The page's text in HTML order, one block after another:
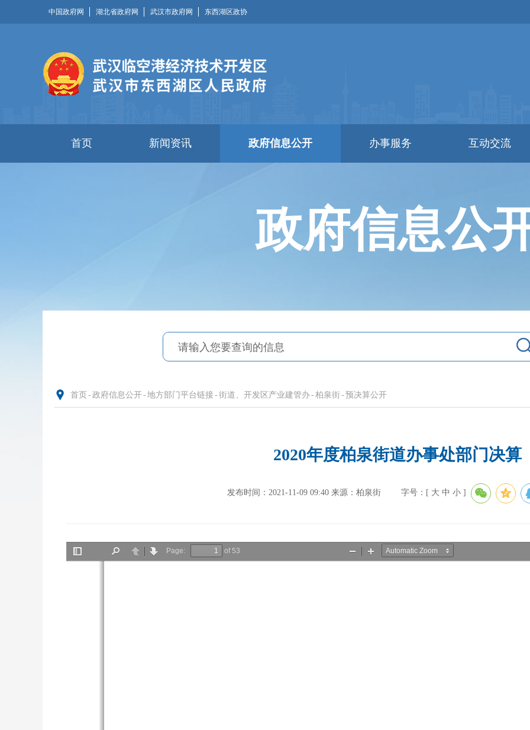
中国政府网 湖北省政府网 武汉市政府网 东西湖区政协
首页 新闻资讯 政府信息公开 办事服务 互动交流
政府信息公
首页 - 政府信息公开- 地方部门平台链接- 街道、开发区产业建管办- 柏泉街- 预决算公开
2020年度柏泉街道办事处部门决算
发布时间：2021-11-09 09:40 来源：柏泉街 字号：[ 大 中 小 ]